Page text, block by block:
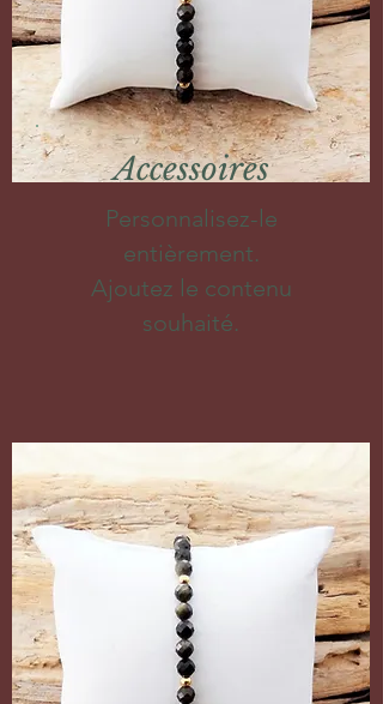
Accessoires
Personnalisez-le
entièrement.
Ajoutez le contenu
souhaité.